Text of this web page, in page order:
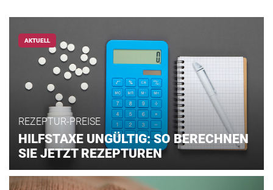
AKTUELL
REZEPTUR-PREISE
HILFSTAXE UNGÜLTIG: SO BERECHNEN
SIE JETZT REZEPTUREN